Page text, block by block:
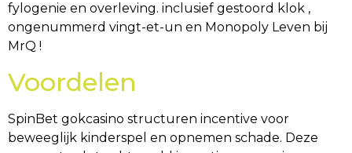
fylogenie en overleving. inclusief gestoord klok ,
ongenummerd vingt-et-un en Monopoly Leven bij
MrQ !
Voordelen
SpinBet gokcasino structuren incentive voor
beweeglijk kinderspel en opnemen schade. Deze